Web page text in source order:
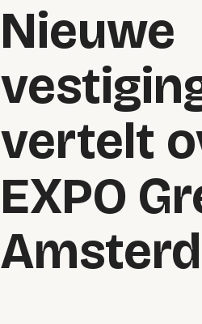
Nieuwe
vertelt
EXPO